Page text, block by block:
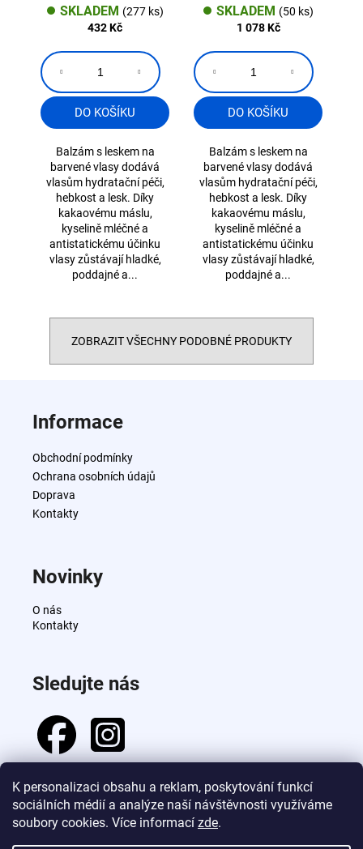
K personalizaci obsahu a reklam, poskytování funkcí
sociálních médií a analýze naší návštěvnosti využíváme
soubory cookies. Více informací zde.
barvené vlasy 200 ml
SKLADEM (277 ks)
432 Kč
DO KOŠÍKU
Balzám s leskem na
barvené vlasy dodává
vlasům hydratační péči,
hebkost a lesk. Díky
kakaovému máslu,
kyselině mléčné a
antistatickému účinku
vlasy zůstávají hladké,
poddajné a...
barvené vlasy 1000 ml
SKLADEM (50 ks)
1 078 Kč
DO KOŠÍKU
Balzám s leskem na
barvené vlasy dodává
vlasům hydratační péči,
hebkost a lesk. Díky
kakaovému máslu,
kyselině mléčné a
antistatickému účinku
vlasy zůstávají hladké,
poddajné a...
ZOBRAZIT VŠECHNY PODOBNÉ PRODUKTY
Informace
Obchodní podmínky
Ochrana osobních údajů
Doprava
Kontakty
Novinky
O nás
Kontakty
Sledujte nás
Přijímáme online platby